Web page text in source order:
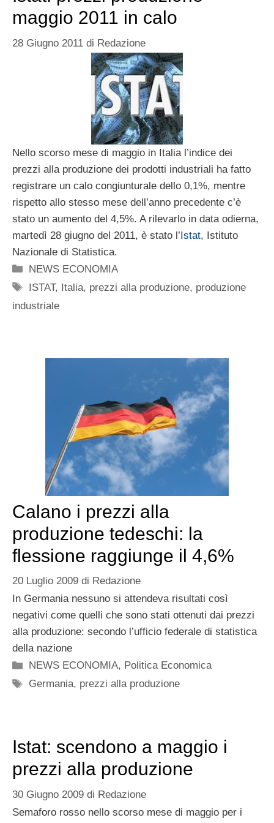
maggio 2011 in calo
28 Giugno 2011 di Redazione
Nello scorso mese di maggio in Italia l’indice dei
prezzi alla produzione dei prodotti industriali ha fatto
registrare un calo congiunturale dello 0,1%, mentre
rispetto allo stesso mese dell’anno precedente c’è
stato un aumento del 4,5%. A rilevarlo in data odierna,
martedì 28 giugno del 2011, è stato l’Istat, Istituto
Nazionale di Statistica.
Categorie
NEWS ECONOMIA
Tag
ISTAT, Italia, prezzi alla produzione, produzione
industriale
Calano i prezzi alla
produzione tedeschi: la
flessione raggiunge il 4,6%
20 Luglio 2009 di Redazione
In Germania nessuno si attendeva risultati così
negativi come quelli che sono stati ottenuti dai prezzi
alla produzione: secondo l’ufficio federale di statistica
della nazione
Categorie
NEWS ECONOMIA, Politica Economica
Tag
Germania, prezzi alla produzione
Istat: scendono a maggio i
prezzi alla produzione
30 Giugno 2009 di Redazione
Semaforo rosso nello scorso mese di maggio per i